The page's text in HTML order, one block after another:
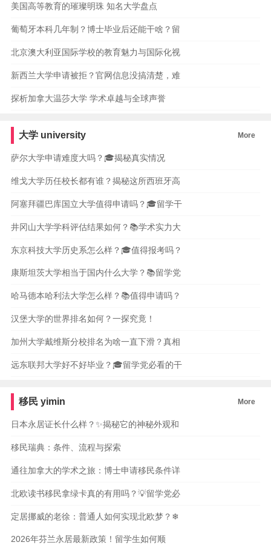
美国高等教育的璀璨明珠 知名大学盘点
葡萄牙本科几年制？博士毕业后还能干啥？留
北京澳大利亚国际学校的教育魅力与国际化视
新西兰大学申请被拒？官网信息没搞清楚，难
探析加拿大温莎大学 学术卓越与全球声誉
大学 university More
萨尔大学申请难度大吗？🎓揭秘真实情况
维戈大学历任校长都有谁？揭秘这所西班牙高
阿塞拜疆巴库国立大学值得申请吗？🎓留学干
井冈山大学学科评估结果如何？📚学术实力大
东京科技大学历史系怎么样？🎓值得报考吗？
康斯坦茨大学相当于国内什么大学？📚留学党
哈马德本哈利法大学怎么样？📚值得申请吗？
汉堡大学的世界排名如何？一探究竟！
加州大学戴维斯分校排名为啥一直下滑？真相
远东联邦大学好不好毕业？🎓留学党必看的干
移民 yimin More
日本永居证长什么样？✨揭秘它的神秘外观和
移民瑞典：条件、流程与探索
通往加拿大的学术之旅：博士申请移民条件详
北欧读书移民拿绿卡真的有用吗？💡留学党必
定居挪威的老徐：普通人如何实现北欧梦？❄
2026年芬兰永居最新政策！留学生如何顺